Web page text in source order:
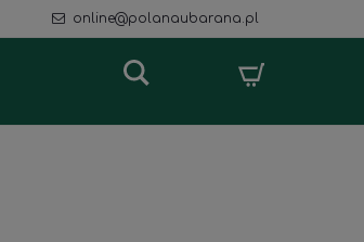
online@polanaubarana.pl